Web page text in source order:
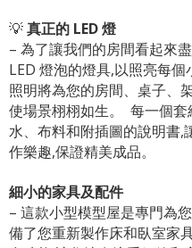
💡真正的 LED 燈
– 為了讓我們的房間看起來
LED 燈泡的燈具,以照亮每
照明將為您的房間、桌子、
使場景栩栩如生。 ​ 每一個
水、布料和附插圖的說明書,
作樂趣,保證精美成品。
細小的家具及配件
– 這款小型模型屋是專門為
備了您重新製作床和臥室家